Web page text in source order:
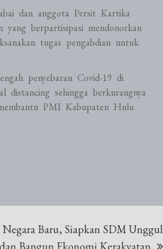
dan anggota Persit Kartika
berpartisipasi mendonorkan
tugas pengabdian untuk
penyebaran Covid-19 di
distancing sehingga berkurangnya
PMI Kabupaten Hulu
Baru, Siapkan SDM Unggul
dan Bangun Ekonomi Kerakyatan